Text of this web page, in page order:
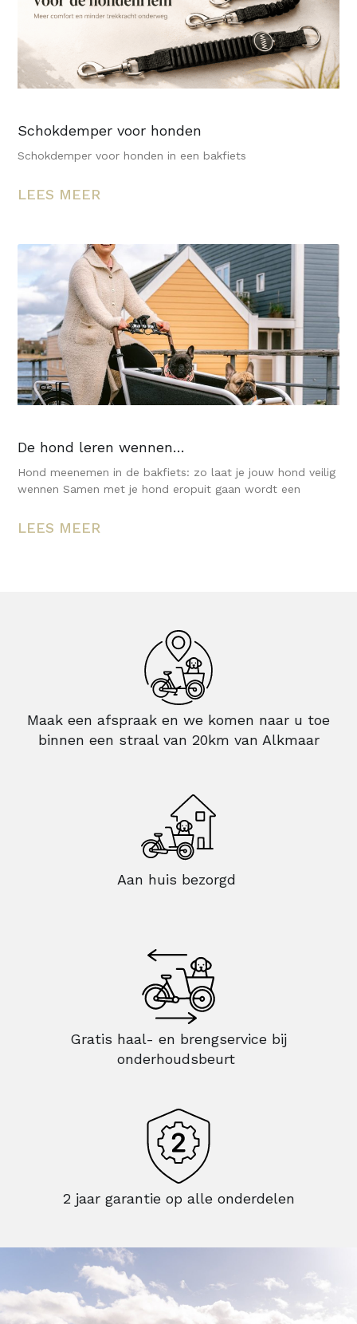
Schokdemper voor honden
Schokdemper voor honden in een bakfiets
LEES MEER
De hond leren wennen…
Hond meenemen in de bakfiets: zo laat je jouw hond veilig
wennen Samen met je hond eropuit gaan wordt een
LEES MEER
Maak een afspraak en we komen naar u toe
binnen een straal van 20km van Alkmaar
Aan huis bezorgd
Gratis haal- en brengservice bij
onderhoudsbeurt
2 jaar garantie op alle onderdelen